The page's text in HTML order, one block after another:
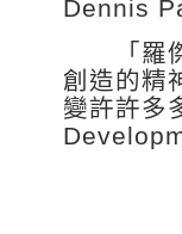
Dennis
「羅傑
創造的精
變許許多